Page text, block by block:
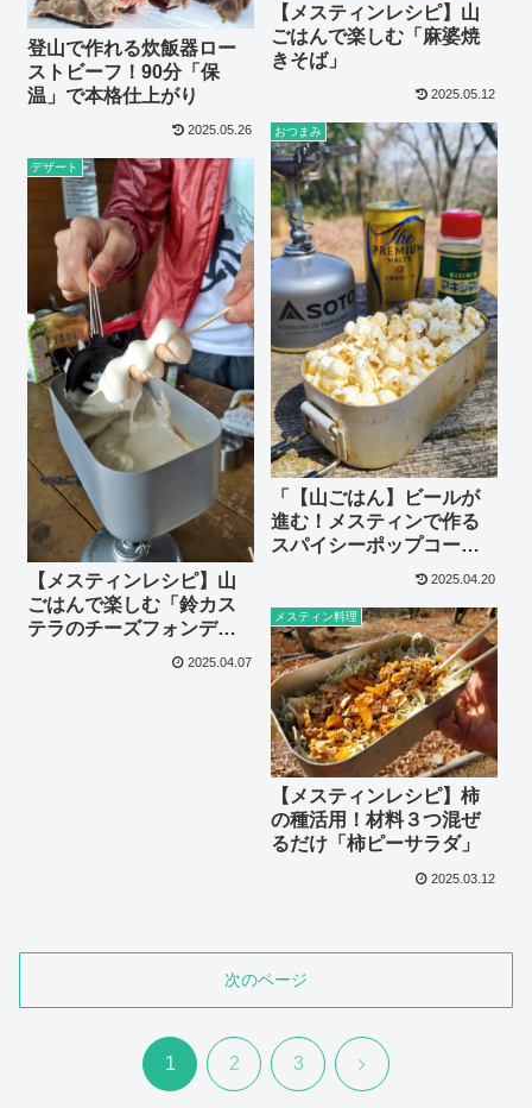
登山で作れる炊飯器ロー
ストビーフ！90分「保
温」で本格仕上がり
2025.05.26
【メスティンレシピ】山
ごはんで楽しむ「麻婆焼
きそば」
2025.05.12
おつまみ
「【山ごはん】ビールが
進む！メスティンで作る
スパイシーポップコーン
｜種から簡単レシピ
2025.04.20
デザート
【メスティンレシピ】山
ごはんで楽しむ「鈴カス
テラのチーズフォンデュ
2025.04.07
メスティン料理
【メスティンレシピ】柿
の種活用！材料３つ混ぜ
るだけ「柿ピーサラダ」
2025.03.12
次のページ
1 2 3 次